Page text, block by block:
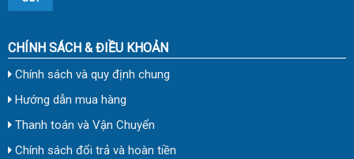
CHÍNH SÁCH & ĐIỀU KHOẢN
Chính sách và quy định chung
Hướng dẫn mua hàng
Thanh toán và Vận Chuyển
Chính sách đổi trả và hoàn tiền